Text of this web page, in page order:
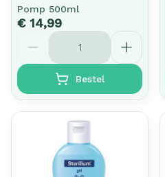
Pomp 500ml
€ 14,99
Aantal
Bestel